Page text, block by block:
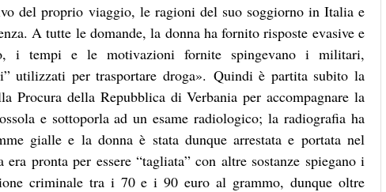
del proprio viaggio, le ragioni del suo soggiorno in Italia e
A tutte le domande, la donna ha fornito risposte evasive e
i tempi e le motivazioni fornite spingevano i militari,
utilizzati per trasportare droga». Quindi è partita subito la
Procura della Repubblica di Verbania per accompagnare la
e sottoporla ad un esame radiologico; la radiografia ha
gialle e la donna è stata dunque arrestata e portata nel
era pronta per essere “tagliata” con altre sostanze spiegano i
criminale tra i 70 e i 90 euro al grammo, dunque oltre